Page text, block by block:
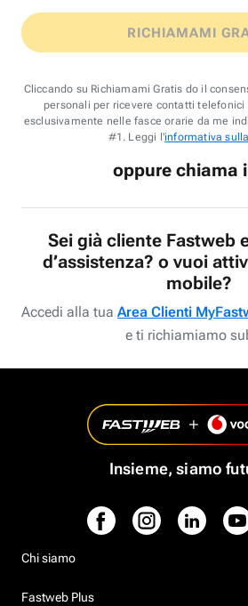
RICHIAMAMI
Cliccando su Richiamami Gratis do il
personali per ricevere contatti
esclusivamente nelle fasce orarie da me
#1. Leggi l'informativa
oppure chiama
Sei già cliente Fastweb
d’assistenza? o vuoi
mobile?
Accedi alla tua Area Clienti
e ti richiamiamo
Insieme, siamo
Chi siamo
Fastweb Plus